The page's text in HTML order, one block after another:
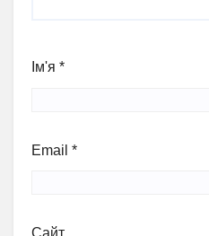
Ім'я *
Email *
Сайт